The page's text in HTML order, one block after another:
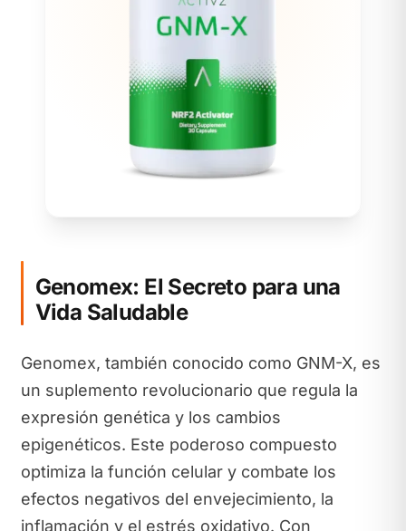
Genomex: El Secreto para una
Vida Saludable
Genomex, también conocido como GNM-X, es
un suplemento revolucionario que regula la
expresión genética y los cambios
epigenéticos. Este poderoso compuesto
optimiza la función celular y combate los
efectos negativos del envejecimiento, la
inflamación y el estrés oxidativo. Con